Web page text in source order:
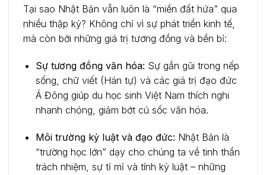
Tại sao Nhật Bản vẫn luôn là “miền đất hứa” qua
nhiều thập kỷ? Không chỉ vì sự phát triển kinh tế,
mà còn bởi những giá trị tương đồng và bền bỉ:
Sự tương đồng văn hóa: Sự gần gũi trong nếp
sống, chữ viết (Hán tự) và các giá trị đạo đức
Á Đông giúp du học sinh Việt Nam thích nghi
nhanh chóng, giảm bớt cú sốc văn hóa.
Môi trường kỷ luật và đạo đức: Nhật Bản là
“trường học lớn” dạy cho chúng ta về tinh thần
trách nhiệm, sự tỉ mỉ và tính kỷ luật – những